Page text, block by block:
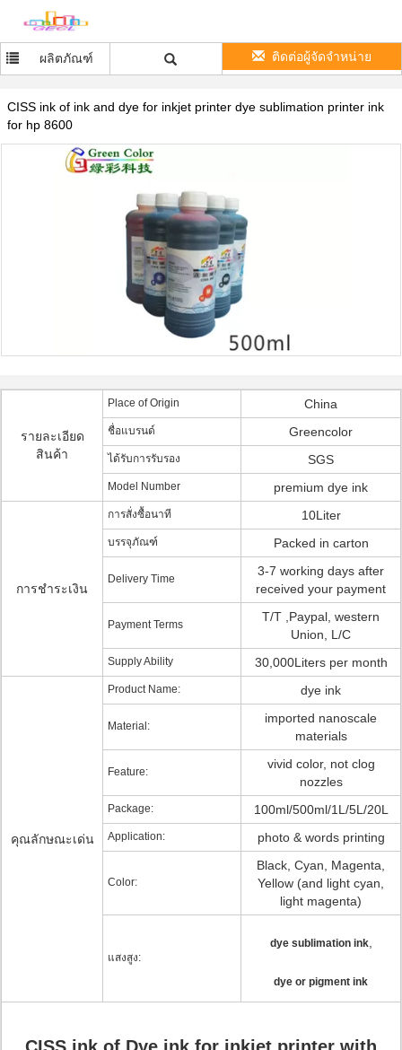
ผลิตภัณฑ์ ติดต่อผู้จัดจำหน่าย
CISS ink of ink and dye for inkjet printer dye sublimation printer ink
for hp 8600
รายละเอียด
สินค้า
Place of Origin China
ชื่อแบรนด์ Greencolor
ได้รับการรับรอง SGS
Model Number premium dye ink
การชำระเงิน
การสั่งซื้อนาที 10Liter
บรรจุภัณฑ์ Packed in carton
Delivery Time
3-7 working days after
received your payment
Payment Terms
T/T ,Paypal, western
Union, L/C
Supply Ability 30,000Liters per month
คุณลักษณะเด่น
Product Name: dye ink
Material:
imported nanoscale
materials
Feature:
vivid color, not clog
nozzles
Package: 100ml/500ml/1L/5L/20L
Application: photo & words printing
Color:
Black, Cyan, Magenta,
Yellow (and light cyan,
light magenta)
แสงสูง:
dye sublimation ink,
dye or pigment ink